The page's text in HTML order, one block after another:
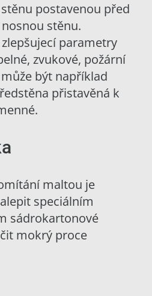
postavenou před
stěnu.
parametry
zvukové, požární
být například
přistavěná k
maltou je
speciálním
sádrokartonové
mokrý proce